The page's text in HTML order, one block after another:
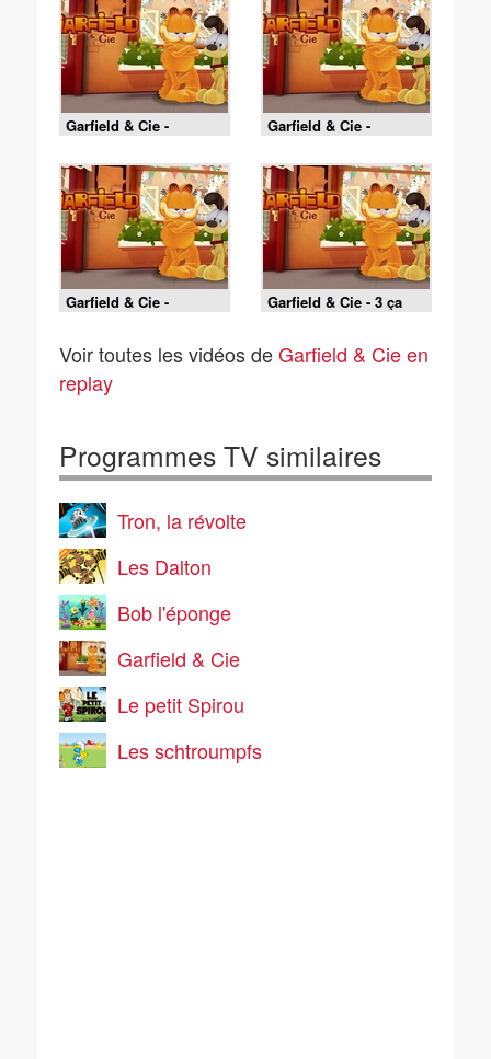
Garfield & Cie -
Ensorcelés : la course
contre la sorcière
Garfield & Cie -
Ensorcelés : la
sorcière au cœur de
pierre
Garfield & Cie -
Ensorcelés : à l'école
Garfield & Cie - 3 ça
suffit
Voir toutes les vidéos deGarfield & Cie en
replay
Programmes TV similaires
Tron, la révolte
Les Dalton
Bob l'éponge
Garfield & Cie
Le petit Spirou
Les schtroumpfs